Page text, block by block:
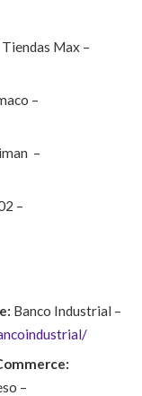
Tiendas Max –
–
–
–
Banco Industrial –
–